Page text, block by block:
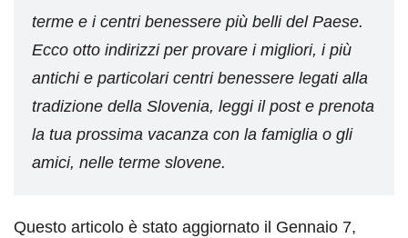
terme e i centri benessere più belli del Paese.
Ecco otto indirizzi per provare i migliori, i più
antichi e particolari centri benessere legati alla
tradizione della Slovenia, leggi il post e prenota
la tua prossima vacanza con la famiglia o gli
amici, nelle terme slovene.
Questo articolo è stato aggiornato il Gennaio 7,